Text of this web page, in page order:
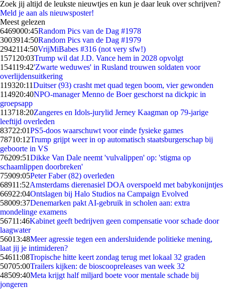
Zoek jij altijd de leukste nieuwtjes en kun je daar leuk over schrijven?
Meld je aan als nieuwsposter!
Meest gelezen
6469000:45Random Pics van de Dag #1978
3003914:50Random Pics van de Dag #1979
2942114:50VrijMiBabes #316 (not very sfw!)
1571 20:03Trump wil dat J.D. Vance hem in 2028 opvolgt
154119:42'Zwarte weduwes' in Rusland trouwen soldaten voor
overlijdensuitkering
119320:11Duitser (93) crasht met quad tegen boom, vier gewonden
114920:40NPO-manager Menno de Boer geschorst na dickpic in
groepsapp
113718:20Zangeres en Idols-jurylid Jerney Kaagman op 79-jarige
leeftijd overleden
83722:01PS5-doos waarschuwt voor einde fysieke games
78710:12Trump grijpt weer in op automatisch staatsburgerschap bij
geboorte in VS
76209:51Dikke Van Dale neemt 'vulvalippen' op: 'stigma op
schaamlippen doorbreken'
75909:05Peter Faber (82) overleden
68911:52Amsterdams dierenasiel DOA overspoeld met babykonijntjes
66922:04Ontslagen bij Halo Studios na Campaign Evolved
58009:37Denemarken pakt AI-gebruik in scholen aan: extra
mondelinge examens
56711:46Kabinet geeft bedrijven geen compensatie voor schade door
laagwater
56013:48Meer agressie tegen een andersluidende politieke mening,
laat jij je intimideren?
54611:08Tropische hitte keert zondag terug met lokaal 32 graden
50705:00Trailers kijken: de bioscoopreleases van week 32
48509:40Meta krijgt half miljard boete voor mentale schade bij
jongeren